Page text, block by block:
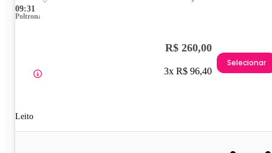
09:31
Poltrona
Leito
R$ 260,00
3x R$ 96,40
Selecionar